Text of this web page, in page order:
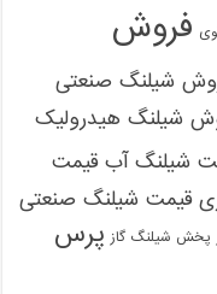
فروش
شیلنگ صنعتی
شیلنگ هیدرولیک
شیلنگ آب قیمت
قیمت شیلنگ صنعتی
پخش شیلنگ گاز پرس